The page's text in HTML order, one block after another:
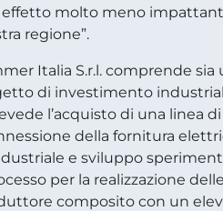
molto meno
regione”.
Italia S.r.l. comprende
di investimento
l’acquisto di una linea
della fornitura
e sviluppo
per la realizzazione
composito con un